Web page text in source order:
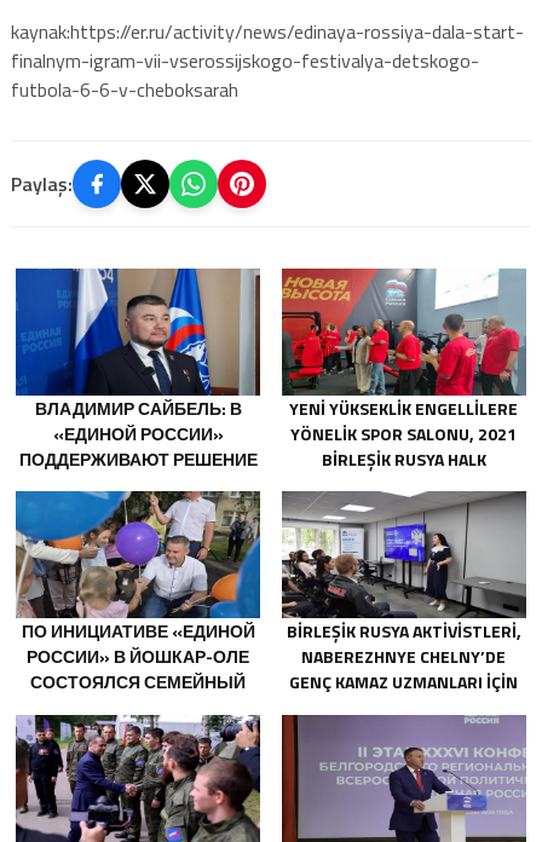
kaynak:https://er.ru/activity/news/edinaya-rossiya-dala-start-
finalnym-igram-vii-vserossijskogo-festivalya-detskogo-
futbola-6-6-v-cheboksarah
Paylaş:
ВЛАДИМИР САЙБЕЛЬ: В
«ЕДИНОЙ РОССИИ»
ПОДДЕРЖИВАЮТ РЕШЕНИЕ
БЫВШИХ УЧАСТНИКОВ СВО
ПОЛУЧЕНИЕ
СОЦКОНТРАКТА
YENI YÜKSEKLIK ENGELLILERE
YÖNELIK SPOR SALONU, 2021
BIRLEŞIK RUSYA HALK
SARATOV’DA AÇILDI
ПО ИНИЦИАТИВЕ «ЕДИНОЙ
РОССИИ» В ЙОШКАР-ОЛЕ
СОСТОЯЛСЯ СЕМЕЙНЫЙ
BIRLEŞIK RUSYA AKTIVISTLERI,
NABEREZHNYE CHELNY’DE
GENÇ KAMAZ UZMANLARI IÇIN